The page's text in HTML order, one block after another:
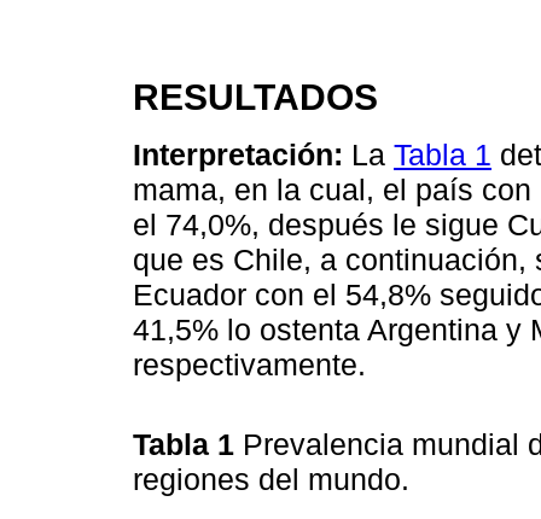
RESULTADOS
Interpretación: La Tabla 1
mama, en la cual, el país
el 74,0%, después le sigue
que es Chile, a
Ecuador con el 54,8%
41,5% lo ostenta Argentina y
respectivamente.
Tabla 1 Prevalencia mundial
regiones del mundo.